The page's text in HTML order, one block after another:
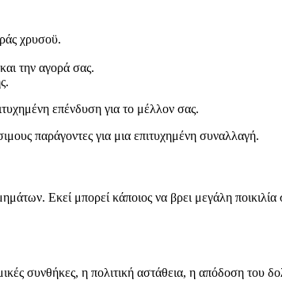
χρυσοϋ.
την αγορά σας.
επένδυση για το μέλλον σας.
παράγοντες για μια επιτυχημένη συναλλαγή.
Εκεί μπορεί κάποιος να βρει μεγάλη
συνθήκες, η πολιτική αστάθεια, η απόδοση του